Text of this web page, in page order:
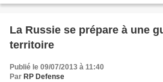
La Russie se prépare à une
territoire
Publié le 09/07/2013 à 11:40
Par RP Defense